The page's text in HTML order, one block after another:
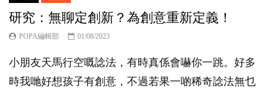
研究：無聊定創新？為創意重新定義！
POPA編輯部 01/08/2023
小朋友天馬行空嘅諗法，有時真係會嚇你一跳。好多
時我哋好想孩子有創意，不過若果一啲稀奇諗法無乜